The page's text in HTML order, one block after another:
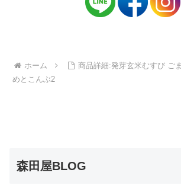
ホーム 商品詳細:発芽玄米むすび ご
めとこんぶ2
森田屋BLOG